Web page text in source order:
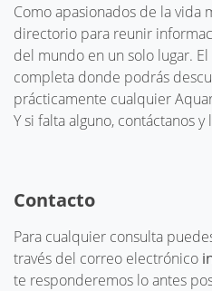
Como apasionados de la vida
directorio para reunir
del mundo en un solo lugar.
completa donde podrás
prácticamente cualquier
Y si falta alguno, contáctanos
Contacto
Para cualquier consulta
través del correo electrónico
te responderemos lo antes